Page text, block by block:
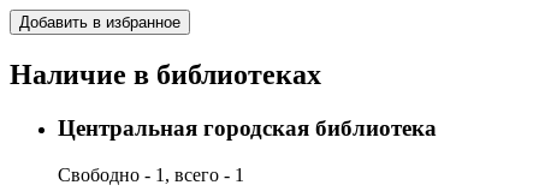
Добавить в избранное
Наличие в библиотеках
Центральная городская библиотека
Свободно - 1, всего - 1